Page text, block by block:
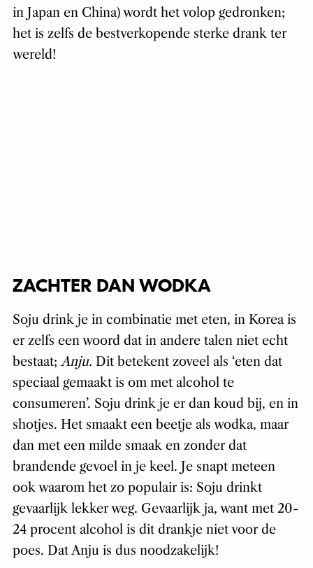
in Japan en China) wordt het volop gedronken;
het is zelfs de bestverkopende sterke drank ter
wereld!
ZACHTER DAN WODKA
Soju drink je in combinatie met eten, in Korea is
er zelfs een woord dat in andere talen niet echt
bestaat;Anju. Dit betekent zoveel als ‘eten dat
speciaal gemaakt is om met alcohol te
consumeren’. Soju drink je er dan koud bij, en in
shotjes. Het smaakt een beetje als wodka, maar
dan met een milde smaak en zonder dat
brandende gevoel in je keel. Je snapt meteen
ook waarom het zo populair is: Soju drinkt
gevaarlijk lekker weg. Gevaarlijk ja, want met 20-
24 procent alcohol is dit drankje niet voor de
poes. Dat Anju is dus noodzakelijk!